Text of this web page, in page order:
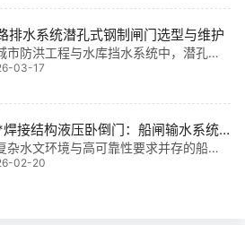
，更以自动化控制提升排水效率。我参
多个大型项目，深知这套系统的核心价
排水系统潜孔式钢制闸门选型与维护
市防洪工程与水库挡水系统中，潜孔式
闸门常面临水压波动大、泥沙磨损等*
于我 多年参与 多个大型项目的经验，
进行道路排水系统潜孔式钢制闸门选型
护，是保障工程安全的关键。
03-17
接结构液压卧倒门：船闸输水系统 |
水利工程
杂水文环境与高可靠性要求并存的船闸
系统中，***焊接结构液压卧倒门是解决
精度、密封性能与长期耐久性的关键。
02-20